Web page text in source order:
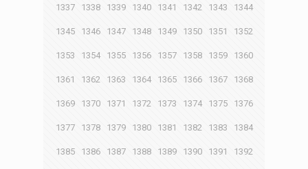
1337 1338 1339 1340 1341 1342 1343 1344
1345 1346 1347 1348 1349 1350 1351 1352
1353 1354 1355 1356 1357 1358 1359 1360
1361 1362 1363 1364 1365 1366 1367 1368
1369 1370 1371 1372 1373 1374 1375 1376
1377 1378 1379 1380 1381 1382 1383 1384
1385 1386 1387 1388 1389 1390 1391 1392